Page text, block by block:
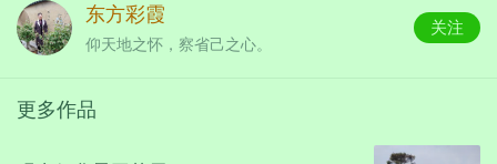
乔素莲
东方彩霞
仰天地之怀，察省己之心。
关注
更多作品